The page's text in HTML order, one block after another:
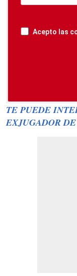
Acepto las
TE PUEDE
EXJUGADOR